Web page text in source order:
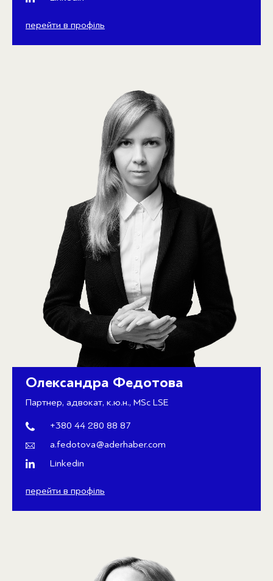
Олександра Федотова
Партнер, адвокат, к.ю.н., MSc LSE
+380 44 280 88 87
a.fedotova@aderhaber.com
Linkedin
перейти в профіль
перейти в профіль